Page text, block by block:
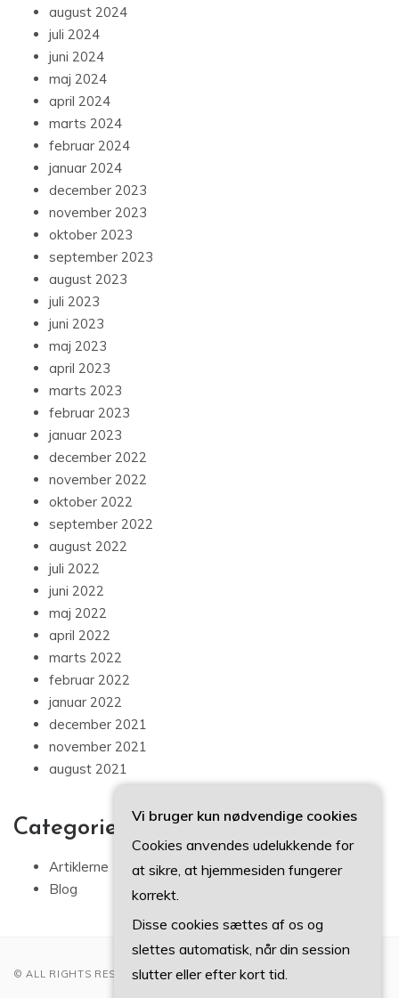
august 2024
juli 2024
juni 2024
maj 2024
april 2024
marts 2024
februar 2024
januar 2024
december 2023
november 2023
oktober 2023
september 2023
august 2023
juli 2023
juni 2023
maj 2023
april 2023
marts 2023
februar 2023
januar 2023
december 2022
november 2022
oktober 2022
september 2022
august 2022
juli 2022
juni 2022
maj 2022
april 2022
marts 2022
februar 2022
januar 2022
december 2021
november 2021
august 2021
Categories
Artiklerne
Blog
© ALL RIGHTS RESERVED 2022
Vi bruger kun nødvendige cookies
Cookies anvendes udelukkende for
at sikre, at hjemmesiden fungerer
korrekt.
Disse cookies sættes af os og
slettes automatisk, når din session
slutter eller efter kort tid.